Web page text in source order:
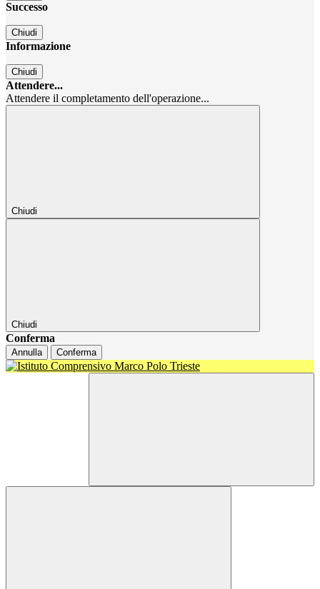
Successo
Chiudi
Informazione
Chiudi
Attendere...
Attendere il completamento dell'operazione...
Chiudi
Chiudi
Conferma
Annulla Conferma